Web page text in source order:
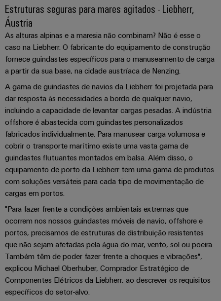
tangíveis
as
soluções
podem
ser
experimentadas.
Armazenamento
de
Energia
Soluções
e
produtos
para
sistemas
de
armazenamento
de
(ESS)
Centro
de
dados
Soluções
produtos
para
IN
de
conexão
PUSH
Micro
redes
DC
Computação
de
ponta
u-
OS
Industrial
5G
Single
Pair
Ethernet
PCB
e
terminais
PCB
Sistemas
e
componentes
de
estruturas
Sistemas
e
componentes
de
entrada
de
cabos
Cabos
de
conexão,
cabos
Serviço
de
Entrega
Rápida
Consultoria
e
engenharia
digital
Consultoria
de
conectividade
engenharia
digital
Weidmüller
Configurator
Serviços
Vendas
canal
Sobre
nós
Onde
nos
pode
encontrar
Eventos
&
Promoções
Feiras
e
Eventos
Promoções
Newsletter
Empresa
Weidmüller
Factos
e
números
Sustentabilidade
Academia
Weidmüller
Recursos
Humanos
Conformidade
Locais
Informação
de
gestão
e
Certificados
Orange
Mag
Carreira
Estruturas seguras para mares agitados - Liebherr,
Áustria
As alturas alpinas e a maresia não combinam? Não é esse o
caso na Liebherr. O fabricante do equipamento de construção
fornece guindastes específicos para o manuseamento de carga
a partir da sua base, na cidade austríaca de Nenzing.
A gama de guindastes de navios da Liebherr foi projetada para
dar resposta às necessidades a bordo de qualquer navio,
incluindo a capacidade de levantar cargas pesadas. A indústria
offshore é abastecida com guindastes personalizados
fabricados individualmente. Para manusear carga volumosa e
cobrir o transporte marítimo existe uma vasta gama de
guindastes flutuantes montados em balsa. Além disso, o
equipamento de porto da Liebherr tem uma gama de produtos
com soluções versáteis para cada tipo de movimentação de
cargas em portos.
"Para fazer frente a condições ambientais extremas que
ocorrem nos nossos guindastes móveis de navio, offshore e
portos, precisamos de estruturas de distribuição resistentes
que não sejam afetadas pela água do mar, vento, sol ou poeira.
Também têm de poder fazer frente a choques e vibrações",
explicou Michael Oberhuber, Comprador Estratégico de
Componentes Elétricos da Liebherr, ao descrever os requisitos
específicos do setor-alvo.